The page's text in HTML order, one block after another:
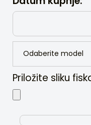
Priložite sliku